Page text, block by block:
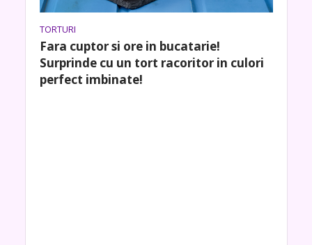
TORTURI
Fara cuptor si ore in bucatarie!
Surprinde cu un tort racoritor in culori
perfect imbinate!